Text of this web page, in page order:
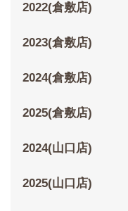
2022(倉敷店)
2023(倉敷店)
2024(倉敷店)
2025(倉敷店)
2024(山口店)
2025(山口店)